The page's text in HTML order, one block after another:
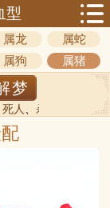
型
属龙
属蛇
属狗 属猪
死人 、 杀人